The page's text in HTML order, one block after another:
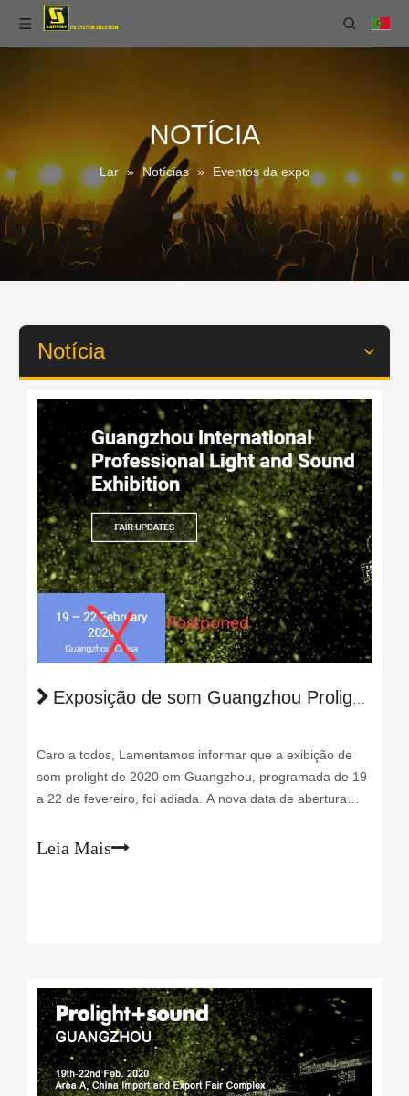
NOTÍCIA
Lar » Notícias » Eventos da expo
Notícia
Exposição de som Guangzhou Prolight 2020 foi adiada
Caro a todos, Lamentamos informar que a exibição de
som prolight de 2020 em Guangzhou, programada de 19
a 22 de fevereiro, foi adiada. A nova data de abertura
da Guangzhou Messe Frankfurt. Como o anúncio é em
Leia Mais